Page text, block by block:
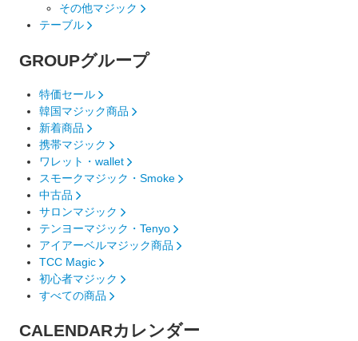
その他マジック
テーブル
GROUPグループ
特価セール
韓国マジック商品
新着商品
携帯マジック
ワレット・wallet
スモークマジック・Smoke
中古品
サロンマジック
テンヨーマジック・Tenyo
アイアーベルマジック商品
TCC Magic
初心者マジック
すべての商品
CALENDARカレンダー